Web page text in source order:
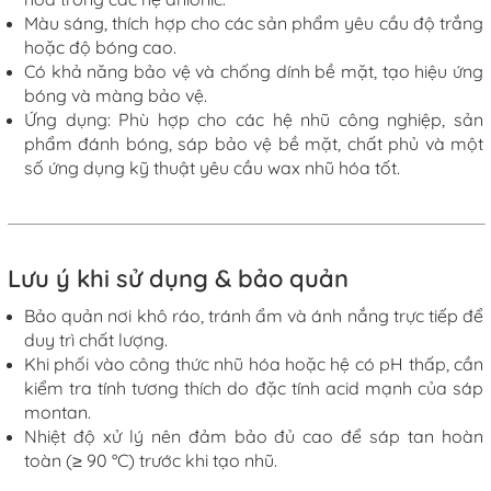
Màu sáng, thích hợp cho các sản phẩm yêu cầu độ trắng
hoặc độ bóng cao.
Có khả năng bảo vệ và chống dính bề mặt, tạo hiệu ứng
bóng và màng bảo vệ.
Ứng dụng: Phù hợp cho các hệ nhũ công nghiệp, sản
phẩm đánh bóng, sáp bảo vệ bề mặt, chất phủ và một
số ứng dụng kỹ thuật yêu cầu wax nhũ hóa tốt.
Lưu ý khi sử dụng & bảo quản
Bảo quản nơi khô ráo, tránh ẩm và ánh nắng trực tiếp để
duy trì chất lượng.
Khi phối vào công thức nhũ hóa hoặc hệ có pH thấp, cần
kiểm tra tính tương thích do đặc tính acid mạnh của sáp
montan.
Nhiệt độ xử lý nên đảm bảo đủ cao để sáp tan hoàn
toàn (≥ 90 °C) trước khi tạo nhũ.